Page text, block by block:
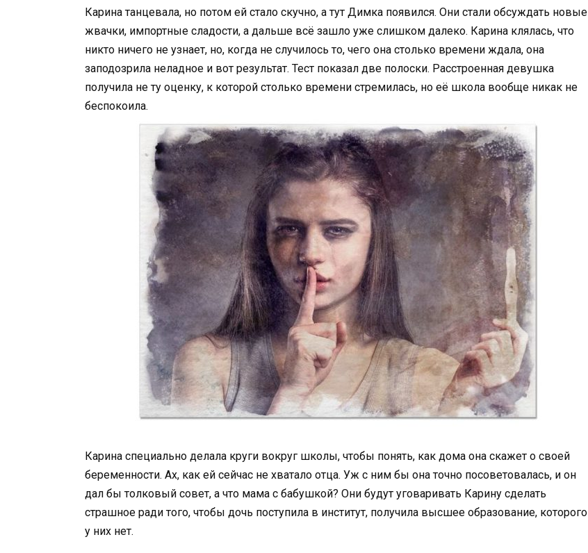
Карина танцевала, но потом ей стало скучно, а тут Димка появился. Они стали обсуждать новые
жвачки, импортные сладости, а дальше всё зашло уже слишком далеко. Карина клялась, что
никто ничего не узнает, но, когда не случилось то, чего она столько времени ждала, она
заподозрила неладное и вот результат. Тест показал две полоски. Расстроенная девушка
получила не ту оценку, к которой столько времени стремилась, но её школа вообще никак не
беспокоила.
Карина специально делала круги вокруг школы, чтобы понять, как дома она скажет о своей
беременности. Ах, как ей сейчас не хватало отца. Уж с ним бы она точно посоветовалась, и он
дал бы толковый совет, а что мама с бабушкой? Они будут уговаривать Карину сделать
страшное ради того, чтобы дочь поступила в институт, получила высшее образование, которого
у них нет.